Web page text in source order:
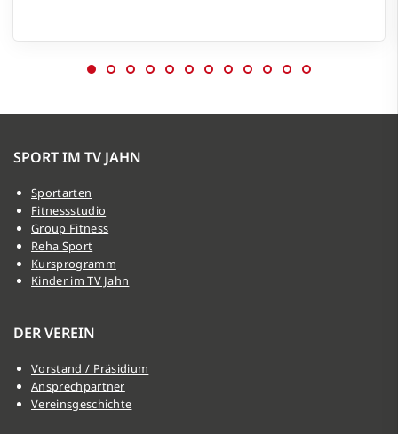
SPORT IM TV JAHN
Sportarten
Fitnessstudio
Group Fitness
Reha Sport
Kursprogramm
Kinder im TV Jahn
DER VEREIN
Vorstand / Präsidium
Ansprechpartner
Vereinsgeschichte